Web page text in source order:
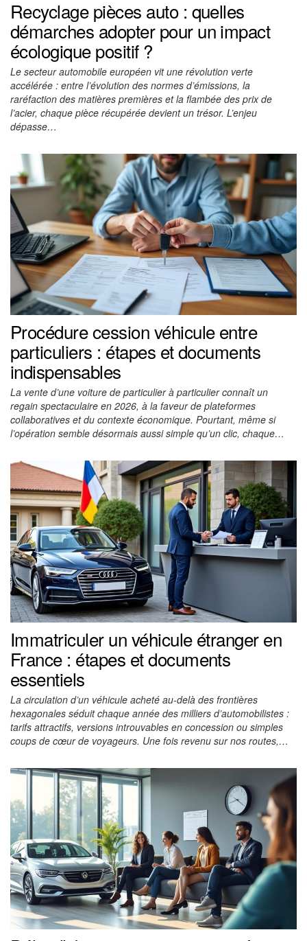
Recyclage pièces auto : quelles
démarches adopter pour un impact
écologique positif ?
Le secteur automobile européen vit une révolution verte
accélérée : entre l’évolution des normes d’émissions, la
raréfaction des matières premières et la flambée des prix de
l’acier, chaque pièce récupérée devient un trésor. L’enjeu
dépasse…
Procédure cession véhicule entre
particuliers : étapes et documents
indispensables
La vente d’une voiture de particulier à particulier connaît un
regain spectaculaire en 2026, à la faveur de plateformes
collaboratives et du contexte économique. Pourtant, même si
l’opération semble désormais aussi simple qu’un clic, chaque…
Immatriculer un véhicule étranger en
France : étapes et documents
essentiels
La circulation d’un véhicule acheté au-delà des frontières
hexagonales séduit chaque année des milliers d’automobilistes :
tarifs attractifs, versions introuvables en concession ou simples
coups de cœur de voyageurs. Une fois revenu sur nos routes,…